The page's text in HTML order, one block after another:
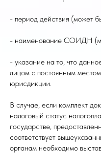
- период действия (может
- наименование СОИДН
- указание на то, что
лицом с постоянным
юрисдикции.
В случае, если комплект
налоговый статус
государстве,
соответствует
органам необходимо